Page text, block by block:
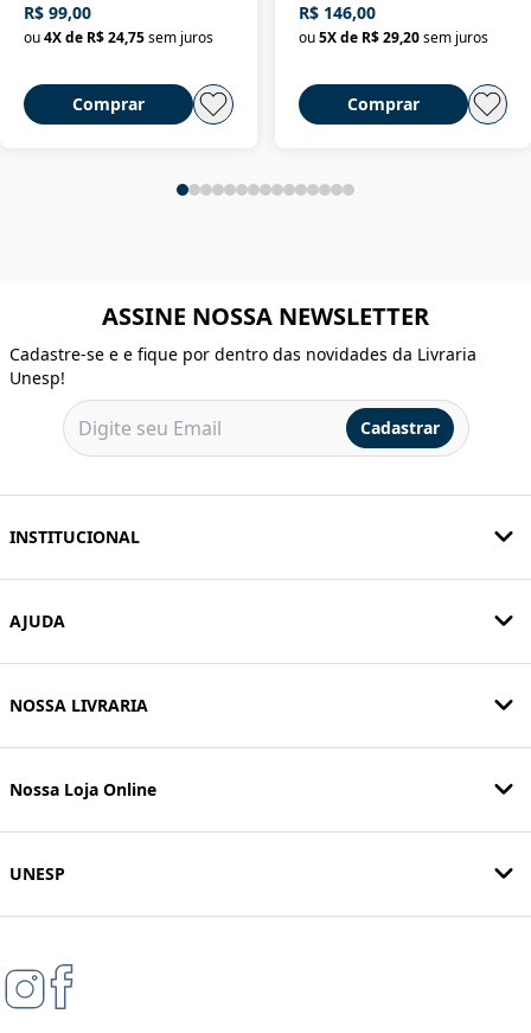
R$ 99,00
ou4X de R$ 24,75sem juros
Comprar
R$ 146,00
ou 5X de R$ 29,20 sem juros
Comprar
ASSINE NOSSA NEWSLETTER
Cadastre-se e e fique por dentro das novidades da Livraria
Unesp!
Cadastrar
INSTITUCIONAL
AJUDA
NOSSA LIVRARIA
Nossa Loja Online
UNESP